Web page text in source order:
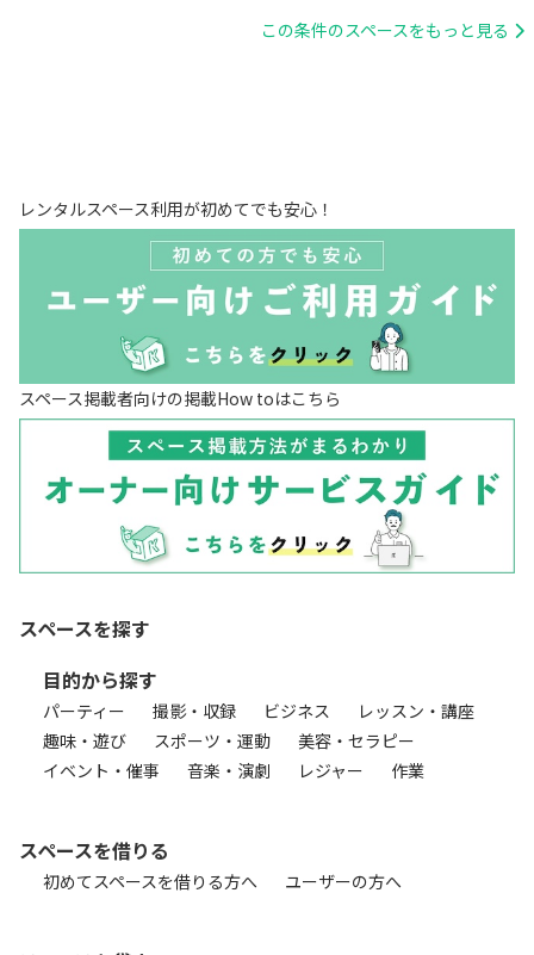
この条件のスペースをもっと見る
レンタルスペース利用が初めてでも安心！
スペース掲載者向けの掲載How toはこちら
スペースを探す
目的から探す
パーティー 撮影・収録 ビジネス
レッスン・講座
趣味・遊び
スポーツ・運動
美容・セラピー
イベント・催事
音楽・演劇 レジャー 作業
スペースを借りる
初めてスペースを借りる方へ ユーザーの方へ